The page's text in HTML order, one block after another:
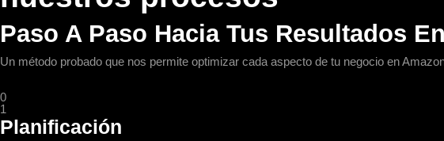
Paso A Paso Hacia Tus Resultados
Un método probado que nos permite optimizar cada aspecto de tu negocio en
0
1
Planificación